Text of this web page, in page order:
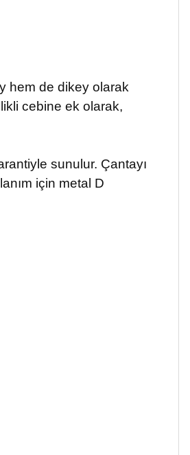
hem de dikey olarak
cebine ek olarak,
sunulur. Çantayı
için metal D